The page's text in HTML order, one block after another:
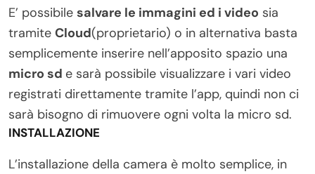
E’ possibile salvare le immagini ed i video sia
tramite Cloud(proprietario) o in alternativa basta
semplicemente inserire nell’apposito spazio una
micro sd e sarà possibile visualizzare i vari video
registrati direttamente tramite l’app, quindi non ci
sarà bisogno di rimuovere ogni volta la micro sd.
INSTALLAZIONE
L’installazione della camera è molto semplice, in